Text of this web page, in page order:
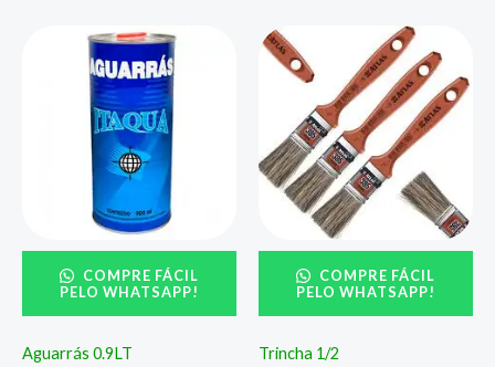
COMPRE FÁCIL
PELO WHATSAPP!
Aguarrás 0.9LT
COMPRE FÁCIL
PELO WHATSAPP!
Trincha 1/2